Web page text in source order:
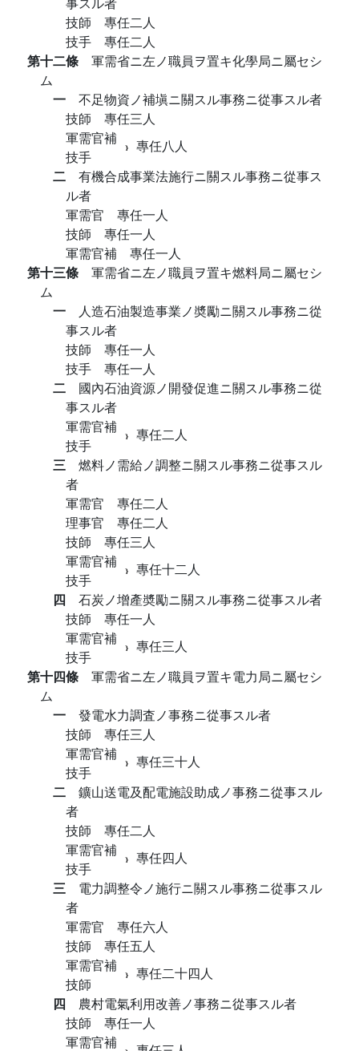
技師 專任二人
技手 專任二人
第十二條 軍需省ニ左ノ職員ヲ置キ化學局ニ屬セシ
ム
一 不足物資ノ補塡ニ關スル事務ニ從事スル者
技師 專任三人
軍需官補
技手
專任八人
二 有機合成事業法施行ニ關スル事務ニ從事ス
ル者
軍需官 專任一人
技師 專任一人
軍需官補 專任一人
第十三條 軍需省ニ左ノ職員ヲ置キ燃料局ニ屬セシ
ム
一 人造石油製造事業ノ奬勵ニ關スル事務ニ從
事スル者
技師 專任一人
技手 專任一人
二 國內石油資源ノ開發促進ニ關スル事務ニ從
事スル者
軍需官補
技手
專任二人
三 燃料ノ需給ノ調整ニ關スル事務ニ從事スル
者
軍需官 專任二人
理事官 專任二人
技師 專任三人
軍需官補
技手
專任十二人
四 石炭ノ增產奬勵ニ關スル事務ニ從事スル者
技師 專任一人
軍需官補
技手
專任三人
第十四條 軍需省ニ左ノ職員ヲ置キ電力局ニ屬セシ
ム
一 發電水力調査ノ事務ニ從事スル者
技師 專任三人
軍需官補
技手
專任三十人
二 鑛山送電及配電施設助成ノ事務ニ從事スル
者
技師 專任二人
軍需官補
技手
專任四人
三 電力調整令ノ施行ニ關スル事務ニ從事スル
者
軍需官 專任六人
技師 專任五人
軍需官補
技師
專任二十四人
四 農村電氣利用改善ノ事務ニ從事スル者
技師 專任一人
軍需官補